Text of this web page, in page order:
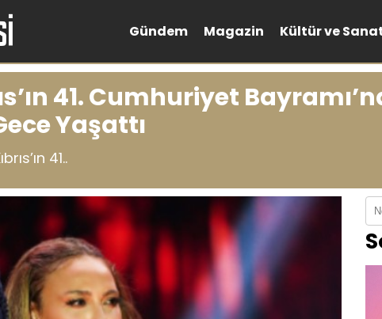
Gündem Magazin Kültür ve
41. Cumhuriyet
Yaşattı
41..